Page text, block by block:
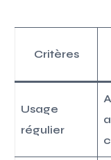
Critères
Usage
régulier